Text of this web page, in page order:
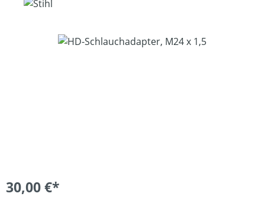
Bildergalerie überspringen
30,00 €*